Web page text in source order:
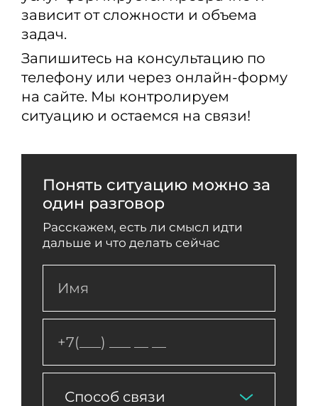
зависит от сложности и объема
задач.
Запишитесь на консультацию по
телефону или через онлайн-форму
на сайте. Мы контролируем
ситуацию и остаемся на связи!
Понять ситуацию можно за
один разговор
Расскажем, есть ли смысл идти
дальше и что делать сейчас
Способ связи